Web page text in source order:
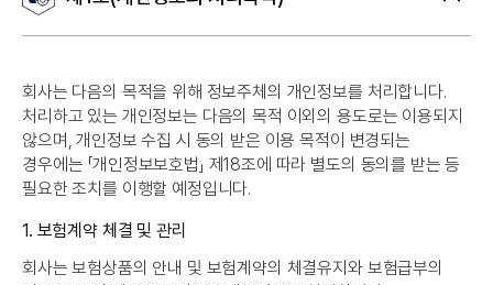
회사는 다음의 목적을 위해 정보주체의 개인정보를 처리합니다.
처리하고 있는 개인정보는 다음의 목적 이외의 용도로는 이용되지
않으며, 개인정보 수집 시 동의 받은 이용 목적이 변경되는
경우에는 「개인정보보호법」 제18조에 따라 별도의 동의를 받는 등
필요한 조치를 이행할 예정입니다.
1. 보험계약 체결 및 관리
회사는 보험상품의 안내 및 보험계약의 체결유지와 보험급부의